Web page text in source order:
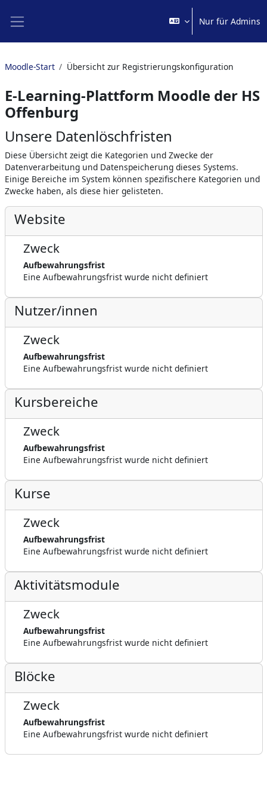
Nur für Admins
Moodle-Start Übersicht zur Registrierungskonfiguration
E-Learning-Plattform Moodle der HS
Offenburg
Unsere Datenlöschfristen
Diese Übersicht zeigt die Kategorien und Zwecke der
Datenverarbeitung und Datenspeicherung dieses Systems.
Einige Bereiche im System können spezifischere Kategorien und
Zwecke haben, als diese hier gelisteten.
Website
Zweck
Aufbewahrungsfrist
Eine Aufbewahrungsfrist wurde nicht definiert
Nutzer/innen
Zweck
Aufbewahrungsfrist
Eine Aufbewahrungsfrist wurde nicht definiert
Kursbereiche
Zweck
Aufbewahrungsfrist
Eine Aufbewahrungsfrist wurde nicht definiert
Kurse
Zweck
Aufbewahrungsfrist
Eine Aufbewahrungsfrist wurde nicht definiert
Aktivitätsmodule
Zweck
Aufbewahrungsfrist
Eine Aufbewahrungsfrist wurde nicht definiert
Blöcke
Zweck
Aufbewahrungsfrist
Eine Aufbewahrungsfrist wurde nicht definiert